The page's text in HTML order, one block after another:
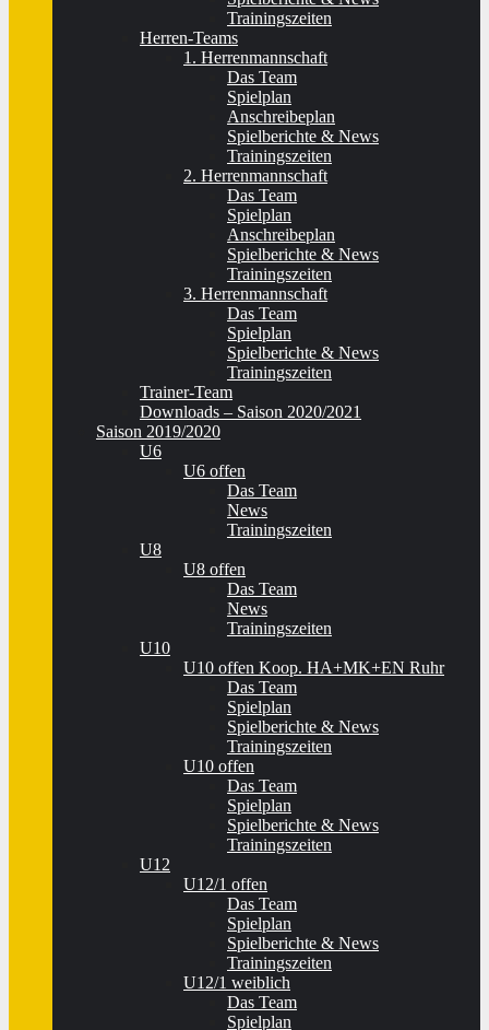
Trainingszeiten
Herren-Teams
1. Herrenmannschaft
Das Team
Spielplan
Anschreibeplan
Spielberichte & News
Trainingszeiten
2. Herrenmannschaft
Das Team
Spielplan
Anschreibeplan
Spielberichte & News
Trainingszeiten
3. Herrenmannschaft
Das Team
Spielplan
Spielberichte & News
Trainingszeiten
Trainer-Team
Downloads – Saison 2020/2021
Saison 2019/2020
U6
U6 offen
Das Team
News
Trainingszeiten
U8
U8 offen
Das Team
News
Trainingszeiten
U10
U10 offen Koop. HA+MK+EN Ruhr
Das Team
Spielplan
Spielberichte & News
Trainingszeiten
U10 offen
Das Team
Spielplan
Spielberichte & News
Trainingszeiten
U12
U12/1 offen
Das Team
Spielplan
Spielberichte & News
Trainingszeiten
U12/1 weiblich
Das Team
Spielplan